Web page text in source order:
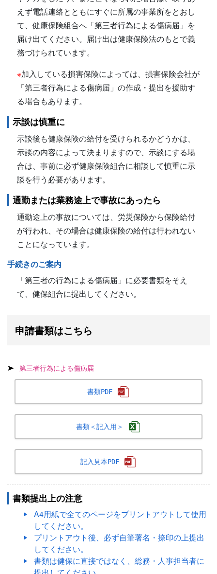
えず電話連絡とともにすぐに所属の事業所をとおし
て、健康保険組合へ「第三者行為による傷病届」を
届け出てください。届け出は健康保険法のもとで義
務づけられています。
※加入している損害保険によっては、損害保険会社が
「第三者行為による傷病届」の作成・提出を援助す
る場合もあります。
示談は慎重に
示談後も健康保険の給付を受けられるかどうかは、
示談の内容によって決まりますので、示談にする場
合は、事前に必ず健康保険組合に相談して慎重に示
談を行う必要があります。
通勤または業務途上で事故にあったら
通勤途上の事故については、労災保険から保険給付
が行われ、その場合は健康保険の給付は行われない
ことになっています。
手続きのご案内
「第三者の行為による傷病届」に必要書類をそえ
て、健保組合に提出してください。
申請書類はこちら
第三者行為による傷病届
書類PDF
書類＜記入用＞
記入見本PDF
書類提出上の注意
A4用紙で全てのページをプリントアウトして使用
してください。
プリントアウト後、必ず自筆署名・捺印の上提出
してください。
書類は健保に直接ではなく、総務・人事担当者に